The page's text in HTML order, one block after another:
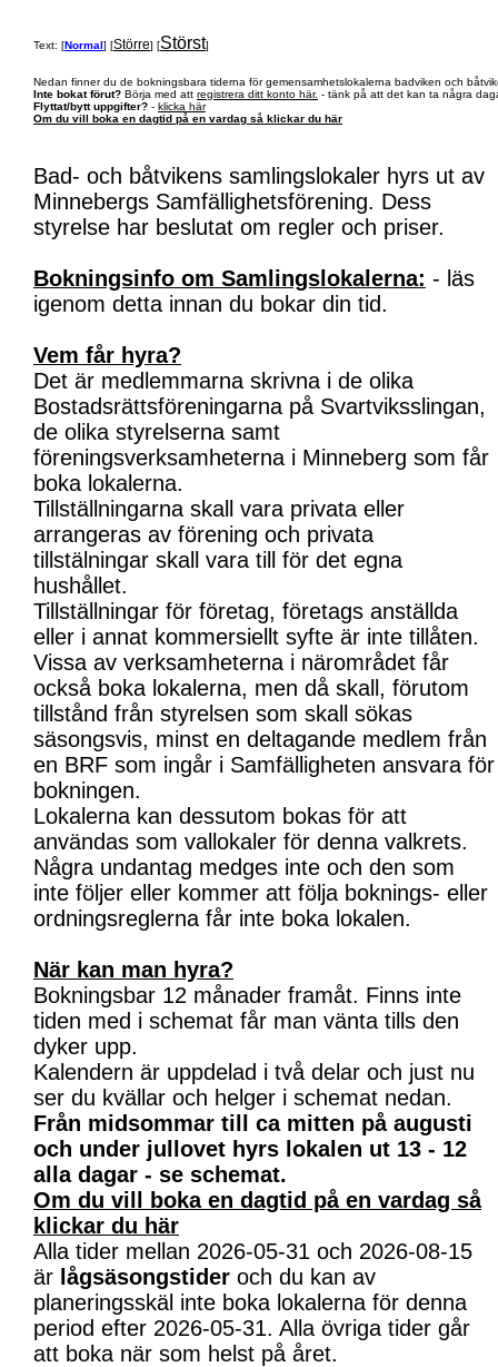
Text: [Normal] [Större] [Störst]
Nedan finner du de bokningsbara tiderna för gemensamhetslokalerna badviken och
Inte bokat förut? Börja med att registrera ditt konto här. - tänk på att det kan ta några
Flyttat/bytt uppgifter? - klicka här
Om du vill boka en dagtid på en vardag så klickar du här
Bad- och båtvikens samlingslokaler hyrs ut av
Minnebergs Samfällighetsförening. Dess
styrelse har beslutat om regler och priser.
Bokningsinfo om Samlingslokalerna: - läs
igenom detta innan du bokar din tid.
Vem får hyra?
Det är medlemmarna skrivna i de olika
Bostadsrättsföreningarna på Svartviksslingan,
de olika styrelserna samt
föreningsverksamheterna i Minneberg som får
boka lokalerna.
Tillställningarna skall vara privata eller
arrangeras av förening och privata
tillstälningar skall vara till för det egna
hushållet.
Tillställningar för företag, företags anställda
eller i annat kommersiellt syfte är inte tillåten.
Vissa av verksamheterna i närområdet får
också boka lokalerna, men då skall, förutom
tillstånd från styrelsen som skall sökas
säsongsvis, minst en deltagande medlem från
en BRF som ingår i Samfälligheten ansvara för
bokningen.
Lokalerna kan dessutom bokas för att
användas som vallokaler för denna valkrets.
Några undantag medges inte och den som
inte följer eller kommer att följa boknings- eller
ordningsreglerna får inte boka lokalen.
När kan man hyra?
Bokningsbar 12 månader framåt. Finns inte
tiden med i schemat får man vänta tills den
dyker upp.
Kalendern är uppdelad i två delar och just nu
ser du kvällar och helger i schemat nedan.
Från midsommar till ca mitten på augusti
och under jullovet hyrs lokalen ut 13 - 12
alla dagar - se schemat.
Om du vill boka en dagtid på en vardag så
klickar du här
Alla tider mellan 2026-05-31 och 2026-08-15
är lågsäsongstider och du kan av
planeringsskäl inte boka lokalerna för denna
period efter 2026-05-31. Alla övriga tider går
att boka när som helst på året.